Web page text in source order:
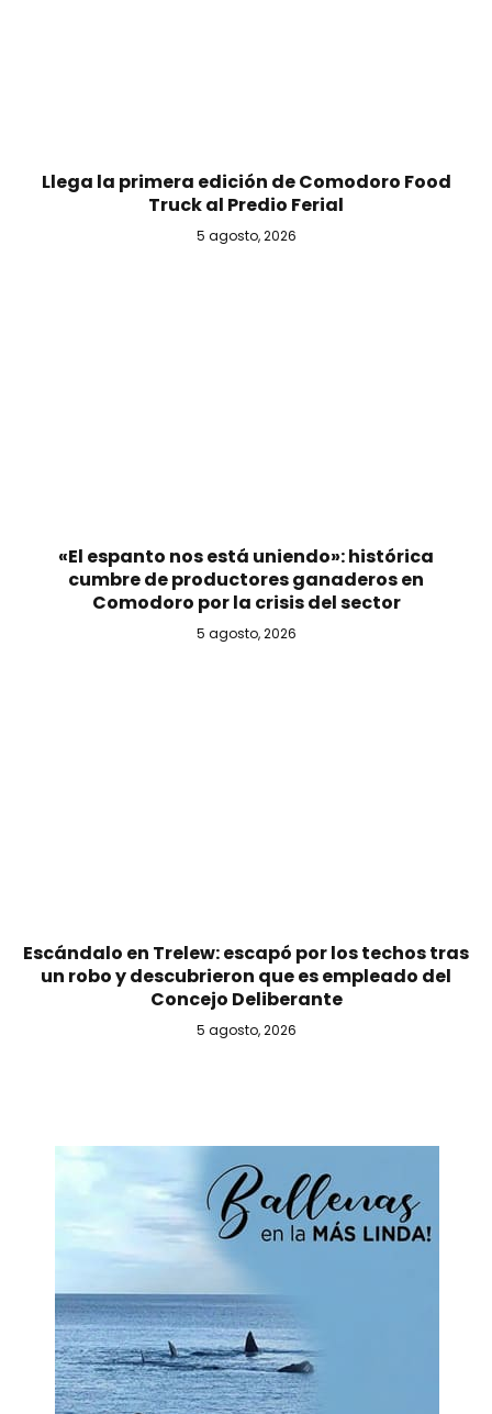
Llega la primera edición de Comodoro Food
Truck al Predio Ferial
5 agosto, 2026
«El espanto nos está uniendo»: histórica
cumbre de productores ganaderos en
Comodoro por la crisis del sector
5 agosto, 2026
Escándalo en Trelew: escapó por los techos tras
un robo y descubrieron que es empleado del
Concejo Deliberante
5 agosto, 2026